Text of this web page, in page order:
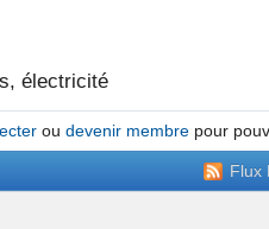
électricité
ou devenir membrepour
Flux